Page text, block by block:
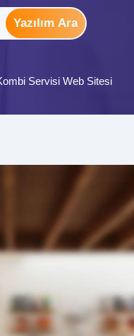
Yazılım Ara
Servisi Web Sitesi